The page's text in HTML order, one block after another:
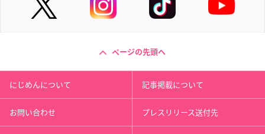
ページの先頭へ
にじめんについて 記事掲載について
お問い合わせ プレスリリース送付先